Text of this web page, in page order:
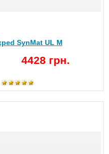
SynMat UL M
4428 грн.